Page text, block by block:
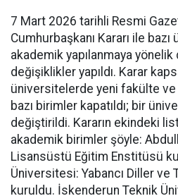
7 Mart 2026 tarihli Resmi
Cumhurbaşkanı Kararı ile
akademik yapılanmaya
değişiklikler yapıldı. Karar
üniversitelerde yeni fakülte
bazı birimler kapatıldı; bir
değiştirildi. Kararın ekindeki
akademik birimler şöyle:
Lisansüstü Eğitim Enstitüsü
Üniversitesi: Yabancı Diller ve
kuruldu. İskenderun Teknik